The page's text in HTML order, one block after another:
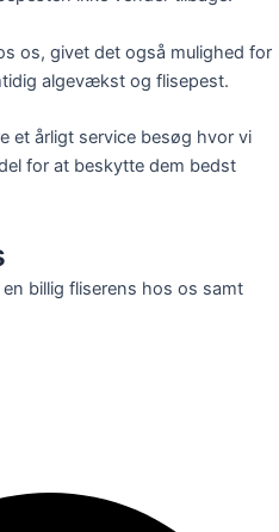
os, givet det også mulighed for
algevækst og flisepest.
et årligt service besøg hvor vi
for at beskytte dem bedst
billig fliserens hos os samt